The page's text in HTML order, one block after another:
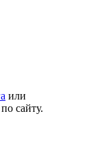
или
сайту.